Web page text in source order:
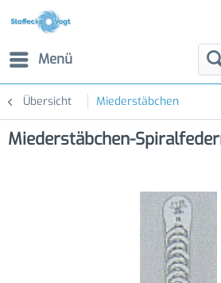
Menü
Übersicht Miederstäbchen
Miederstäbchen-